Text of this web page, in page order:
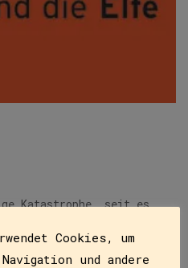
Katastrophe, seit es
fährt, eine Mama,…
Cookies, um
und andere